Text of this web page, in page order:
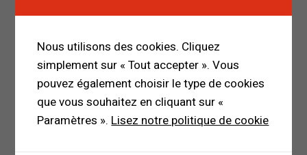
Mamadou Diouma Bah : quand une affaire de fraude
au bac se termine par la mort d’un élève
par Mamadou Malal Bah
24 juillet 2026
Nous utilisons des cookies. Cliquez
simplement sur « Tout accepter ». Vous
pouvez également choisir le type de cookies
que vous souhaitez en cliquant sur «
Paramètres ». Lisez notre politique de cookie